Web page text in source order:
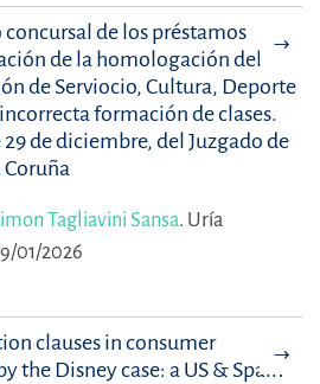
de los préstamos
de la homologación del
de Serviocio, Cultura, Deporte
formación de clases.
de diciembre, del Juzgado de
Coruña
Tagliavini Sansa. Uría
01/2026
clauses in consumer
the Disney case: a US & Spain